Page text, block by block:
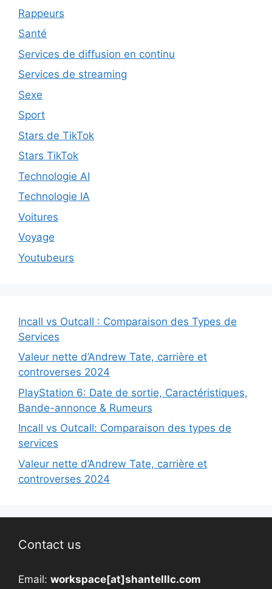
Rappeurs
Santé
Services de diffusion en continu
Services de streaming
Sexe
Sport
Stars de TikTok
Stars TikTok
Technologie AI
Technologie IA
Voitures
Voyage
Youtubeurs
Incall vs Outcall : Comparaison des Types de
Services
Valeur nette d’Andrew Tate, carrière et
controverses 2024
PlayStation 6: Date de sortie, Caractéristiques,
Bande-annonce & Rumeurs
Incall vs Outcall: Comparaison des types de
services
Valeur nette d’Andrew Tate, carrière et
controverses 2024
Contact us
Email: workspace[at]shantelllc.com